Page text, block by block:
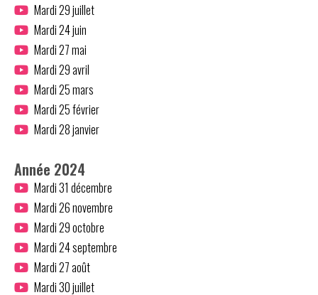
Mardi 29 juillet
Mardi 24 juin
Mardi 27 mai
Mardi 29 avril
Mardi 25 mars
Mardi 25 février
Mardi 28 janvier
Année 2024
Mardi 31 décembre
Mardi 26 novembre
Mardi 29 octobre
Mardi 24 septembre
Mardi 27 août
Mardi 30 juillet